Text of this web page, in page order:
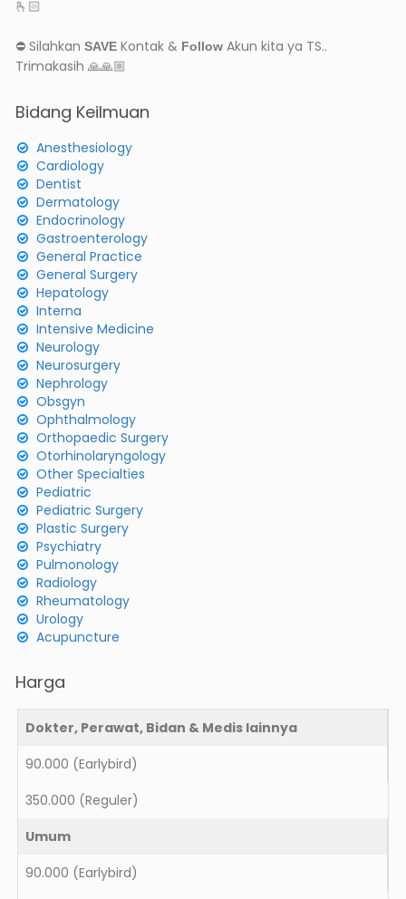
🫰🏻
⛔ Silahkan SAVE Kontak & Follow Akun kita ya TS..
Trimakasih 🙏🙏🏼
Bidang Keilmuan
Anesthesiology
Cardiology
Dentist
Dermatology
Endocrinology
Gastroenterology
General Practice
General Surgery
Hepatology
Interna
Intensive Medicine
Neurology
Neurosurgery
Nephrology
Obsgyn
Ophthalmology
Orthopaedic Surgery
Otorhinolaryngology
Other Specialties
Pediatric
Pediatric Surgery
Plastic Surgery
Psychiatry
Pulmonology
Radiology
Rheumatology
Urology
Acupuncture
Harga
Dokter, Perawat, Bidan & Medis lainnya
90.000 (Earlybird)
350.000 (Reguler)
Umum
90.000 (Earlybird)